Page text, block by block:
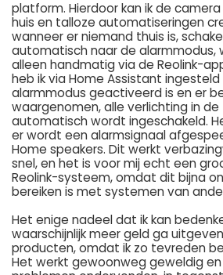
platform. Hierdoor kan ik de
huis en talloze automatiseringen
wanneer er niemand thuis is,
automatisch naar de alarmmodus,
alleen handmatig via de Reolink-
heb ik via Home Assistant
alarmmodus geactiveerd is en er
waargenomen, alle verlichting in de
automatisch wordt ingeschakeld.
er wordt een alarmsignaal
Home speakers. Dit werkt
snel, en het is voor mij echt een
Reolink-systeem, omdat dit bijna
bereiken is met systemen van
Het enige nadeel dat ik kan
waarschijnlijk meer geld ga
producten, omdat ik zo tevreden
Het werkt gewoonweg geweldig